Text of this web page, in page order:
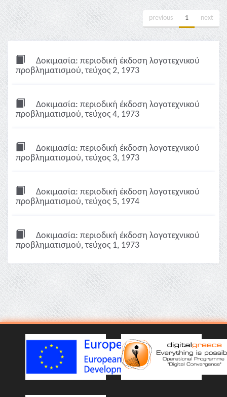
previous 1 next
Δοκιμασία: περιοδική έκδοση λογοτεχνικού
προβληματισμού, τεύχος 2, 1973
Δοκιμασία: περιοδική έκδοση λογοτεχνικού
προβληματισμού, τεύχος 4, 1973
Δοκιμασία: περιοδική έκδοση λογοτεχνικού
προβληματισμού, τεύχος 3, 1973
Δοκιμασία: περιοδική έκδοση λογοτεχνικού
προβληματισμού, τεύχος 5, 1974
Δοκιμασία: περιοδική έκδοση λογοτεχνικού
προβληματισμού, τεύχος 1, 1973